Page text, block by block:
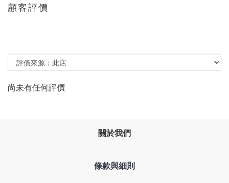
顧客評價
尚未有任何評價
關於我們
條款與細則